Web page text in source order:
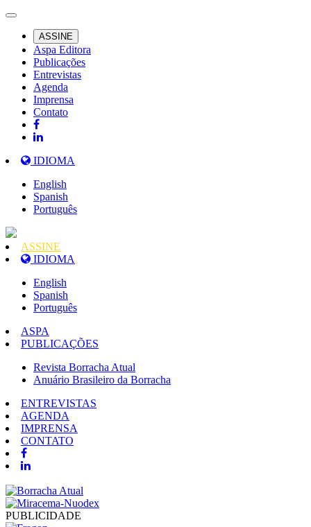
ASSINE
Aspa Editora
Publicações
Entrevistas
Agenda
Imprensa
Contato
IDIOMA
English
Spanish
Português
ASSINE
IDIOMA
English
Spanish
Português
ASPA
PUBLICAÇÕES
Revista Borracha Atual
Anuário Brasileiro da Borracha
ENTREVISTAS
AGENDA
IMPRENSA
CONTATO
PUBLICIDADE